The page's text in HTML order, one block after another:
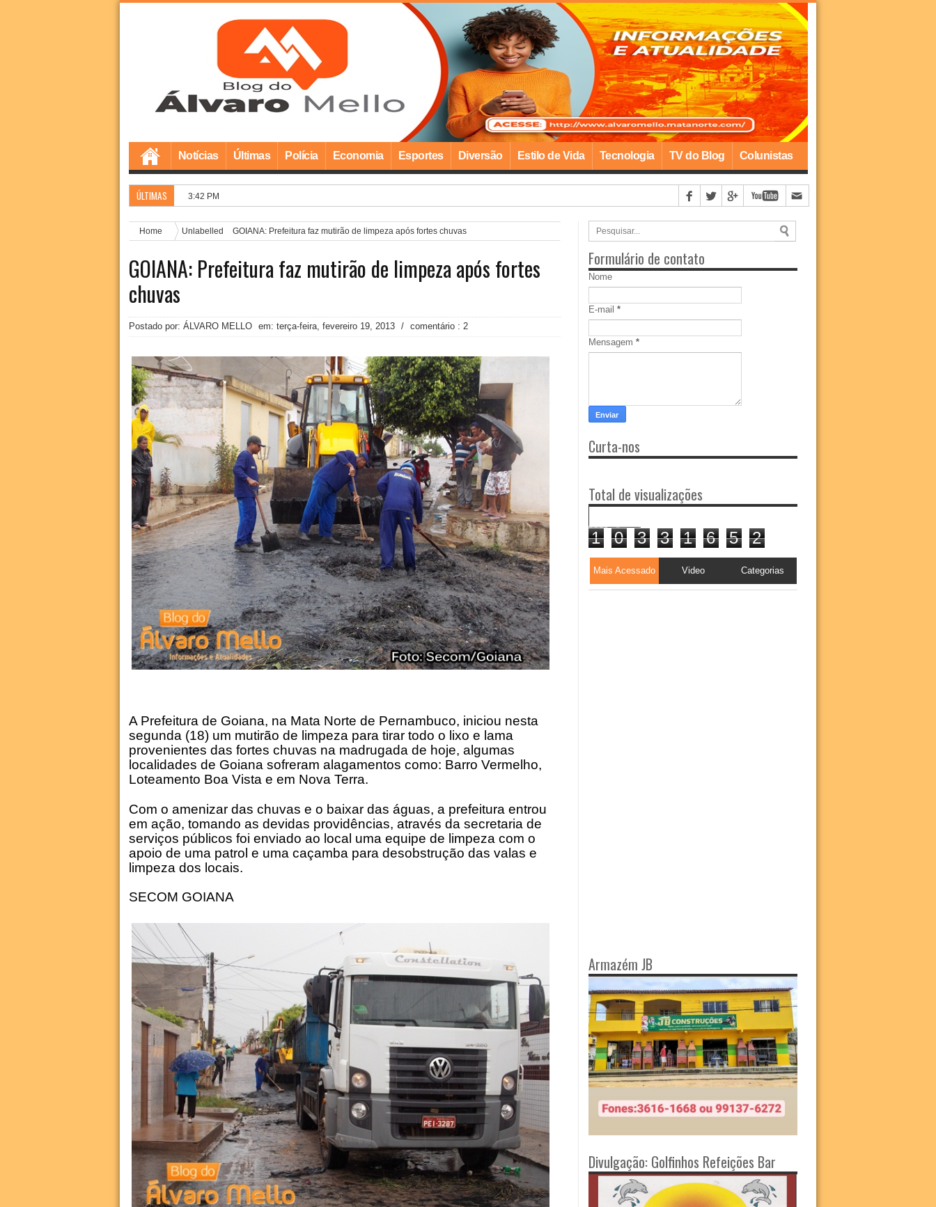
Notícias Últimas Polícia Economia Esportes Diversão Estilo de Vida Tecnologia TV do Blog Colunistas
ÚLTIMAS 3:42 PM
Home Unlabelled GOIANA: Prefeitura faz mutirão de limpeza após fortes chuvas
GOIANA: Prefeitura faz mutirão de limpeza após fortes
chuvas
Postado por: ÁLVARO MELLO em: terça-feira, fevereiro 19, 2013 / comentário : 2
A Prefeitura de Goiana, na Mata Norte de Pernambuco, iniciou nesta
segunda (18) um mutirão de limpeza para tirar todo o lixo e lama
provenientes das fortes chuvas na madrugada de hoje, algumas
localidades de Goiana sofreram alagamentos como: Barro Vermelho,
Loteamento Boa Vista e em Nova Terra.
Com o amenizar das chuvas e o baixar das águas, a prefeitura entrou
em ação, tomando as devidas providências, através da secretaria de
serviços públicos foi enviado ao local uma equipe de limpeza com o
apoio de uma patrol e uma caçamba para desobstrução das valas e
limpeza dos locais.
SECOM GOIANA
Formulário de contato
Nome
E-mail *
Mensagem *
Curta-nos
Total de visualizações
1 0 3 3 1 6 5 2
Mais Acessado Video Categorias
Armazém JB
Divulgação: Golfinhos Refeições Bar